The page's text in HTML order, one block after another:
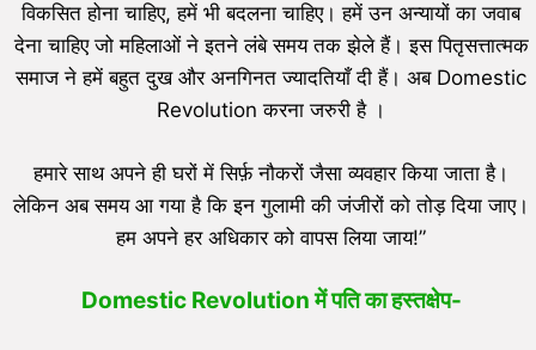
विकसित होना चाहिए, हमें भी बदलना चाहिए। हमें उन अन्यायों का जवाब
देना चाहिए जो महिलाओं ने इतने लंबे समय तक झेले हैं। इस पितृसत्तात्मक
समाज ने हमें बहुत दुख और अनगिनत ज्यादतियाँ दी हैं। अब Domestic
Revolution करना जरुरी है ।
हमारे साथ अपने ही घरों में सिर्फ़ नौकरों जैसा व्यवहार किया जाता है।
लेकिन अब समय आ गया है कि इन गुलामी की जंजीरों को तोड़ दिया जाए।
हम अपने हर अधिकार को वापस लिया जाय!”
Domestic Revolution में पति का हस्तक्षेप-